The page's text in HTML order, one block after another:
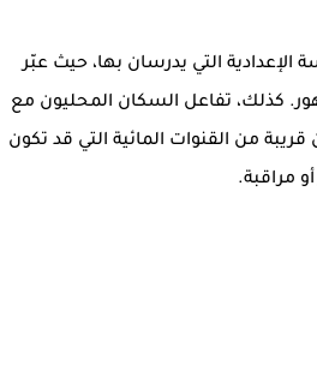
التي يدرسان بها، حيث عبّر
كذلك، تفاعل السكان المحليون مع
من القنوات المائية التي قد تكون
مراقبة.